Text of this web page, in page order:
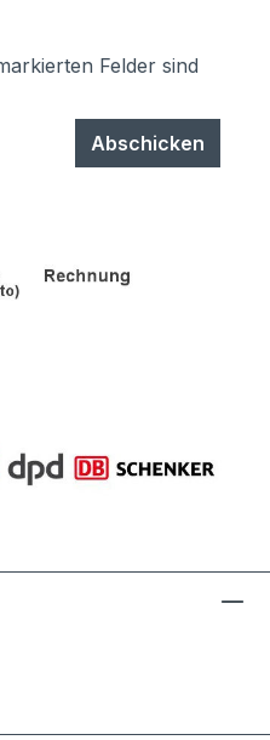
Felder sind
Abschicken